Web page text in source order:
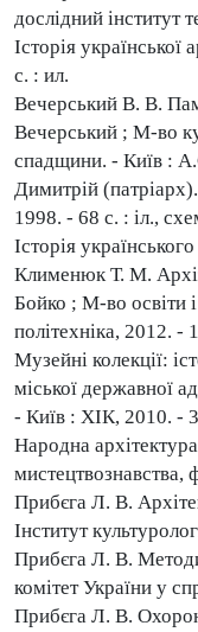
дослідний інститут
Історія
с. : ил.
Вечерський В. В.
Вечерський ; М-во
спадщини. - Київ :
Димитрій
1998. - 68 с. : іл.,
Історія
Клименюк Т. М.
Бойко ; М-во освіти
політехніка, 2012. -
Музейні колекції:
міської державної
- Київ : ХІК, 2010. -
Народна
мистецтвознавства,
Прибєга Л. В.
Інститут
Прибєга Л. В.
комітет України у
Прибєга Л. В.